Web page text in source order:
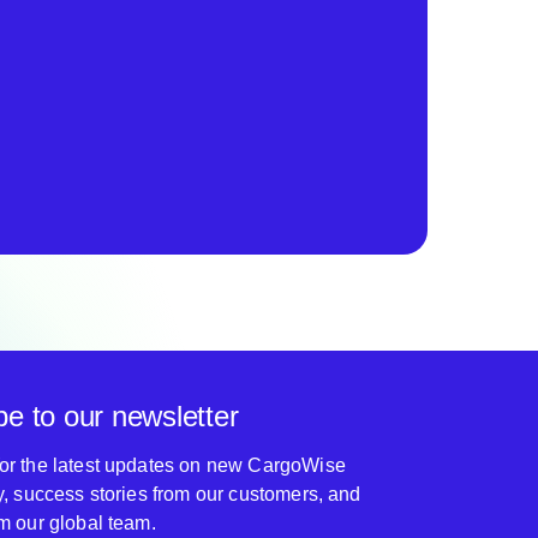
to our newsletter
the latest updates on new CargoWise
success stories from our customers, and
our global team.